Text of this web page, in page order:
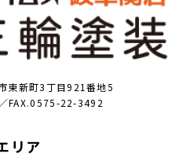
東新町3丁目921番地5
FAX.0575-22-3492
リア